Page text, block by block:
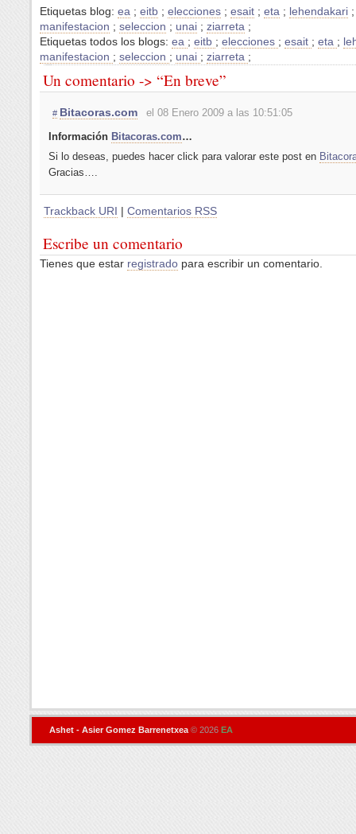
Etiquetas blog: ea ; eitb ; elecciones ; esait ; eta ; lehendakari ;
manifestacion ; seleccion ; unai ; ziarreta ;
Etiquetas todos los blogs: ea ; eitb ; elecciones ; esait ; eta ;
manifestacion ; seleccion ; unai ; ziarreta ;
Un comentario -> “En breve”
# Bitacoras.com
el 08 Enero 2009 a las 10:51:05
Información Bitacoras.com…
Si lo deseas, puedes hacer click para valorar este post en
Gracias….
Trackback URI | Comentarios RSS
Escribe un comentario
Tienes que estar registrado para escribir un comentario.
Ashet - Asier Gomez Barrenetxea © 2026 EA